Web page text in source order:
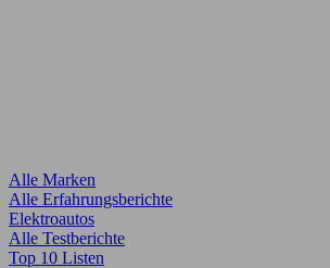
Alle Marken
Alle Erfahrungsberichte
Elektroautos
Alle Testberichte
Top 10 Listen